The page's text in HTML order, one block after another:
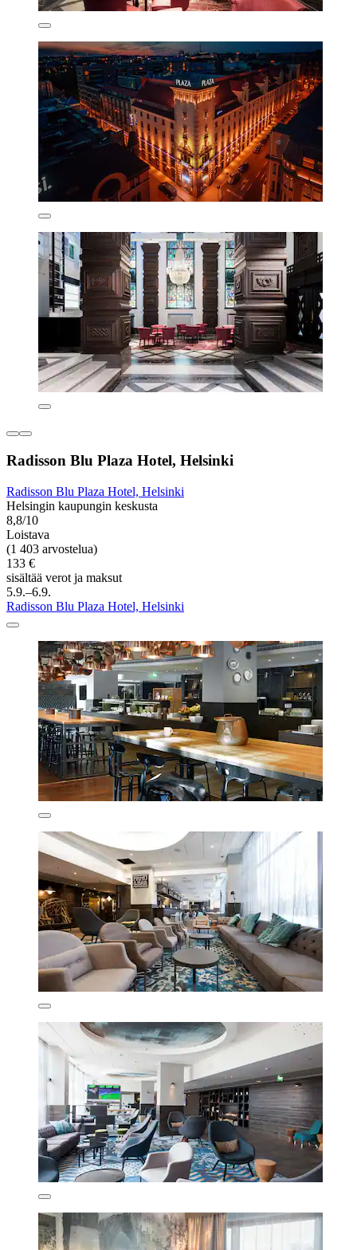
Radisson Blu Plaza Hotel, Helsinki
Radisson Blu Plaza Hotel, Helsinki
Helsingin kaupungin keskusta
8,8/10
Loistava
(1 403 arvostelua)
133 €
sisältää verot ja maksut
5.9.–6.9.
Radisson Blu Plaza Hotel, Helsinki